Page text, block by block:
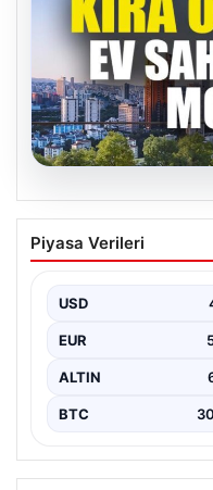
DAP Yapı’dan
güvencesi Dap
Piyasa Verileri
USD
EUR
ALTIN
BTC